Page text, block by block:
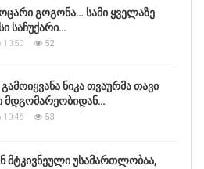
გოგონა… სამი ყველაზე
საჩუქარი…
10:50 52
ნიკა თვაურმა თავი
მდგომარეობიდან…
10:46 53
მტკივნეული უსამართლობაა,